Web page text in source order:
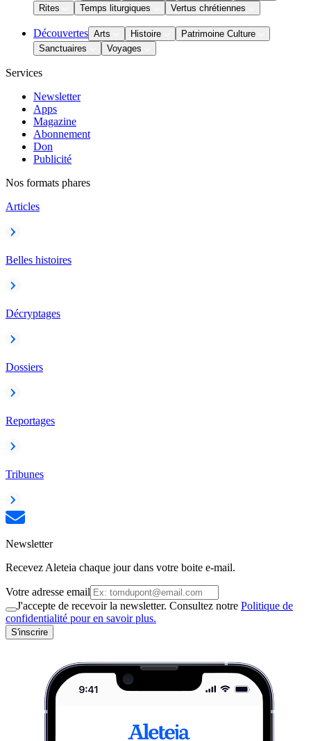
Rites
Temps liturgiques Vertus chrétiennes
Découvertes Arts Histoire
Patrimoine Culture
Sanctuaires
Voyages
Services
Newsletter
Apps
Magazine
Abonnement
Don
Publicité
Nos formats phares
Articles
Belles histoires
Décryptages
Dossiers
Reportages
Tribunes
Newsletter
Recevez Aleteia chaque jour dans votre boite e-mail.
Votre adresse email
J'accepte de recevoir la newsletter. Consultez notre Politique de
confidentialité pour en savoir plus.
S'inscrire